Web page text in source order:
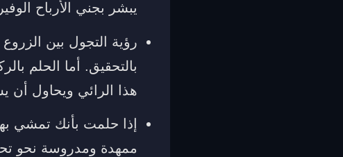
يبشر بجني الأرباح
رؤية التجول بين
بالتحقيق. أما الحلم
هذا الرائي ويحاول أن
إذا حلمت بأنك تمشي
ممهدة ومدروسة نحو